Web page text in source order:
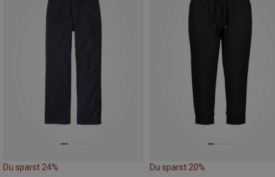
Du sparst 24% Du sparst 20%